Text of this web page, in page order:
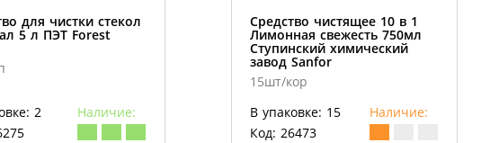
для чистки стекол
5 л ПЭТ Forest
2
Наличие:
Средство чистящее 10 в 1
Лимонная свежесть 750мл
Ступинский химический
завод Sanfor
15шт/кор
В упаковке: 15
Наличие:
Код: 26473